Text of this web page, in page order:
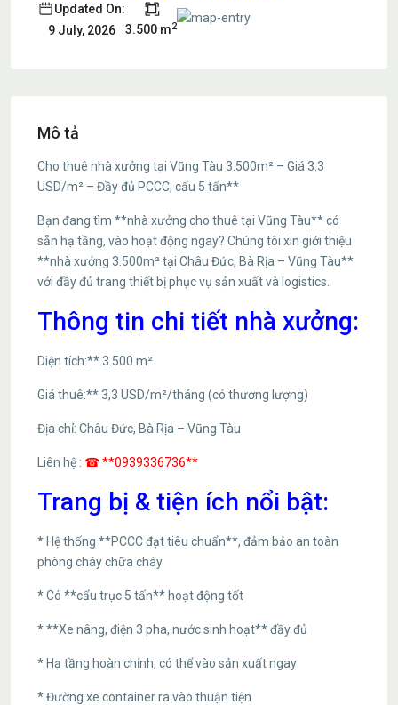
Updated On:
9 July, 2026
3.500 m2
Mô tả
Cho thuê nhà xưởng tại Vũng Tàu 3.500m² – Giá 3.3
USD/m² – Đầy đủ PCCC, cẩu 5 tấn**
Bạn đang tìm **nhà xưởng cho thuê tại Vũng Tàu** có
sẵn hạ tầng, vào hoạt động ngay? Chúng tôi xin giới thiệu
**nhà xưởng 3.500m² tại Châu Đức, Bà Rịa – Vũng Tàu**
với đầy đủ trang thiết bị phục vụ sản xuất và logistics.
Thông tin chi tiết nhà xưởng:
Diện tích:** 3.500 m²
Giá thuê:** 3,3 USD/m²/tháng (có thương lượng)
Địa chỉ: Châu Đức, Bà Rịa – Vũng Tàu
Liên hệ : ☎ **0939336736**
Trang bị & tiện ích nổi bật:
* Hệ thống **PCCC đạt tiêu chuẩn**, đảm bảo an toàn
phòng cháy chữa cháy
* Có **cẩu trục 5 tấn** hoạt động tốt
* **Xe nâng, điện 3 pha, nước sinh hoạt** đầy đủ
* Hạ tầng hoàn chỉnh, có thể vào sản xuất ngay
* Đường xe container ra vào thuận tiện